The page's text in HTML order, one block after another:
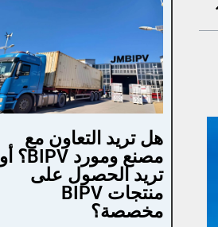
هل تريد التعاون مع
مصنع ومورد BIPV؟ أو
تريد الحصول على
منتجات BIPV
مخصصة؟